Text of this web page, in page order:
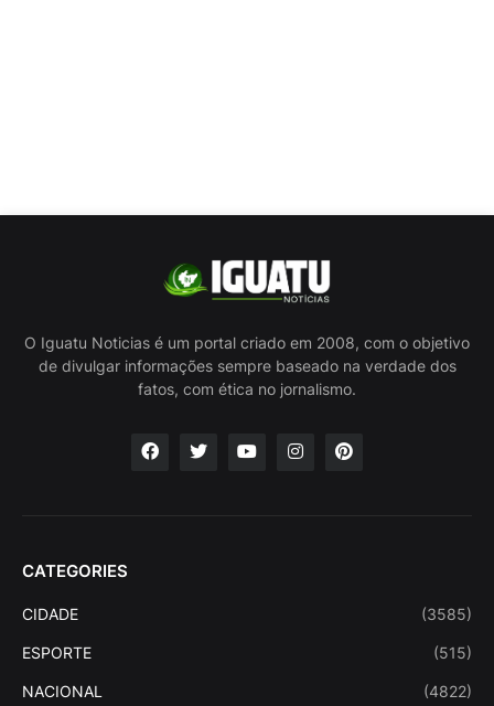
O Iguatu Noticias é um portal criado em 2008, com o objetivo
de divulgar informações sempre baseado na verdade dos
fatos, com ética no jornalismo.
CATEGORIES
CIDADE (3585)
ESPORTE (515)
NACIONAL (4822)